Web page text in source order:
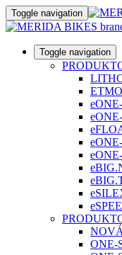
Toggle navigation
Toggle navigation
ETMO
ONE-